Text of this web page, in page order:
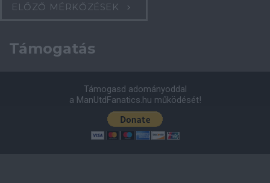
ELŐZŐ MÉRKŐZÉSEK
Támogatás
Támogasd adományoddal
a ManUtdFanatics.hu működését!